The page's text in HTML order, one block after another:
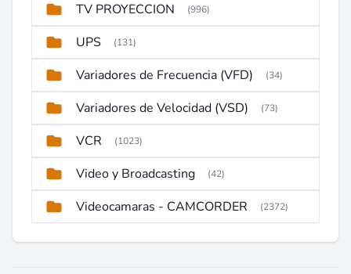
TV PROYECCION (996)
UPS (131)
Variadores de Frecuencia (VFD) (34)
Variadores de Velocidad (VSD) (73)
VCR (1023)
Video y Broadcasting (42)
Videocamaras - CAMCORDER (2372)